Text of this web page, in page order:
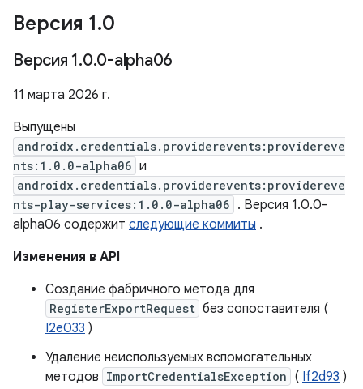
Версия 1.0
Версия 1.0.0-alpha06
11 марта 2026 г.
Выпущены
androidx.credentials.providerevents:providereve
nts:1.0.0-alpha06 и
androidx.credentials.providerevents:providereve
nts-play-services:1.0.0-alpha06 . Версия 1.0.0-
alpha06 содержит следующие коммиты .
Изменения в API
Создание фабричного метода для
RegisterExportRequest без сопоставителя (
I2e033 )
Удаление неиспользуемых вспомогательных
методов ImportCredentialsException ( If2d93 )